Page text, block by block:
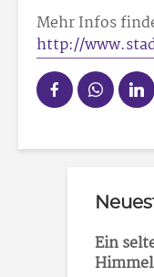
Mehr Infos
http://
Ein